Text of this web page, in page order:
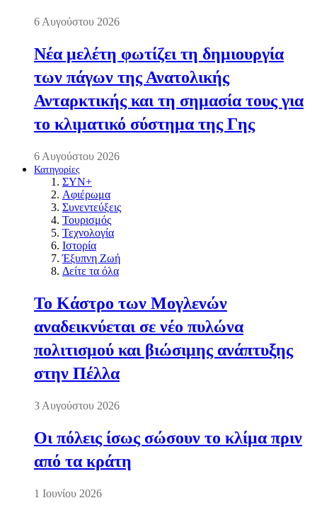
6 Αυγούστου 2026
Νέα μελέτη φωτίζει τη δημιουργία
των πάγων της Ανατολικής
Ανταρκτικής και τη σημασία τους για
το κλιματικό σύστημα της Γης
6 Αυγούστου 2026
Κατηγορίες
ΣΥΝ+
Αφιέρωμα
Συνεντεύξεις
Τουρισμός
Τεχνολογία
Ιστορία
Έξυπνη Ζωή
Δείτε τα όλα
Το Κάστρο των Μογλενών
αναδεικνύεται σε νέο πυλώνα
πολιτισμού και βιώσιμης ανάπτυξης
στην Πέλλα
3 Αυγούστου 2026
Οι πόλεις ίσως σώσουν το κλίμα πριν
από τα κράτη
1 Ιουνίου 2026